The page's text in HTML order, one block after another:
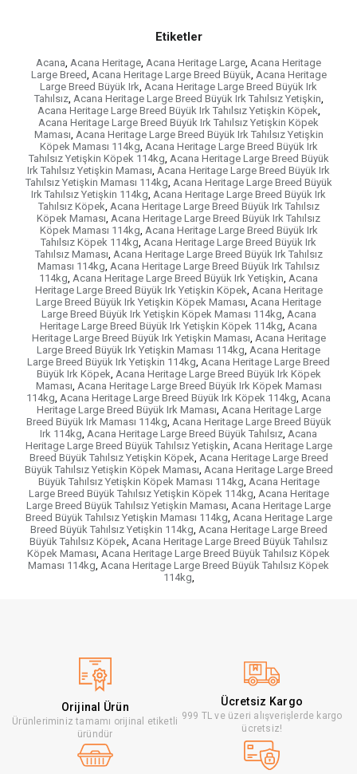
Etiketler
Acana Acana Heritage Acana Heritage Large Acana Heritage
Large Breed Acana Heritage Large Breed Büyük Acana Heritage
Large Breed Büyük Irk Acana Heritage Large Breed Büyük Irk
Tahılsız, Acana Heritage Large Breed Büyük Irk Tahılsız Yetişkin
Acana Heritage Large Breed Büyük Irk Tahılsız Yetişkin Köpek
Acana Heritage Large Breed Büyük Irk Tahılsız Yetişkin Köpek
Maması Acana Heritage Large Breed Büyük Irk Tahılsız Yetişkin
Köpek Maması 114kg Acana Heritage Large Breed Büyük Irk
Tahılsız Yetişkin Köpek 114kg Acana Heritage Large Breed Büyük
Irk Tahılsız Yetişkin Maması Acana Heritage Large Breed Büyük Irk
Tahılsız Yetişkin Maması 114kg Acana Heritage Large Breed Büyük
Irk Tahılsız Yetişkin 114kg Acana Heritage Large Breed Büyük Irk
Tahılsız Köpek Acana Heritage Large Breed Büyük Irk Tahılsız
Köpek Maması Acana Heritage Large Breed Büyük Irk Tahılsız
Köpek Maması 114kg Acana Heritage Large Breed Büyük Irk
Tahılsız Köpek 114kg Acana Heritage Large Breed Büyük Irk
Tahılsız Maması Acana Heritage Large Breed Büyük Irk Tahılsız
Maması 114kg Acana Heritage Large Breed Büyük Irk Tahılsız
114kg Acana Heritage Large Breed Büyük Irk Yetişkin Acana
Heritage Large Breed Büyük Irk Yetişkin Köpek Acana Heritage
Large Breed Büyük Irk Yetişkin Köpek Maması Acana Heritage
Large Breed Büyük Irk Yetişkin Köpek Maması 114kg Acana
Heritage Large Breed Büyük Irk Yetişkin Köpek 114kg Acana
Heritage Large Breed Büyük Irk Yetişkin Maması Acana Heritage
Large Breed Büyük Irk Yetişkin Maması 114kg Acana Heritage
Large Breed Büyük Irk Yetişkin 114kg Acana Heritage Large Breed
Büyük Irk Köpek Acana Heritage Large Breed Büyük Irk Köpek
Maması Acana Heritage Large Breed Büyük Irk Köpek Maması
114kg Acana Heritage Large Breed Büyük Irk Köpek 114kg Acana
Heritage Large Breed Büyük Irk Maması Acana Heritage Large
Breed Büyük Irk Maması 114kg Acana Heritage Large Breed Büyük
Irk 114kg Acana Heritage Large Breed Büyük Tahılsız Acana
Heritage Large Breed Büyük Tahılsız Yetişkin Acana Heritage Large
Breed Büyük Tahılsız Yetişkin Köpek Acana Heritage Large Breed
Büyük Tahılsız Yetişkin Köpek Maması Acana Heritage Large Breed
Büyük Tahılsız Yetişkin Köpek Maması 114kg Acana Heritage
Large Breed Büyük Tahılsız Yetişkin Köpek 114kg Acana Heritage
Large Breed Büyük Tahılsız Yetişkin Maması Acana Heritage Large
Breed Büyük Tahılsız Yetişkin Maması 114kg Acana Heritage Large
Breed Büyük Tahılsız Yetişkin 114kg Acana Heritage Large Breed
Büyük Tahılsız Köpek Acana Heritage Large Breed Büyük Tahılsız
Köpek Maması Acana Heritage Large Breed Büyük Tahılsız Köpek
Maması 114kg Acana Heritage Large Breed Büyük Tahılsız Köpek
114kg
Orijinal Ürün
Ürünleriminiz tamamı orijinal etiketli
üründür
Ücretsiz Kargo
999 TL ve üzeri alışverişlerde kargo
ücretsiz!